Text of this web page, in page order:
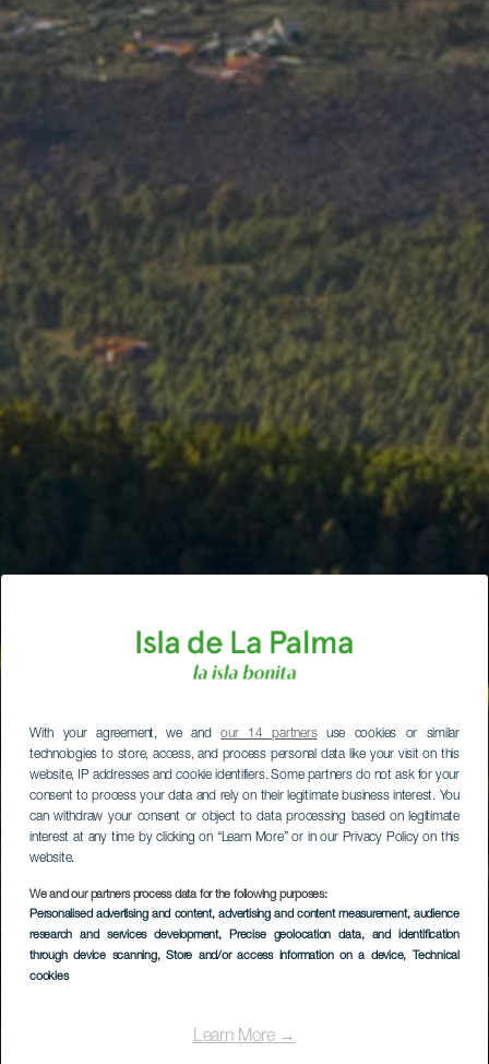
With your agreement, we andour 14 partnersuse cookies or similar
technologies to store, access, and process personal data like your visit on this
website, IP addresses and cookie identifiers. Some partners do not ask for your
consent to process your data and rely on their legitimate business interest. You
can withdraw your consent or object to data processing based on legitimate
interest at any time by clicking on “Learn More” or in our Privacy Policy on this
website.
We and our partners process data for the following purposes:
Personalised advertising and content, advertising and content measurement, audience
research and services development, Precise geolocation data, and identification
through device scanning, Store and/or access information on a device, Technical
cookies
Learn More →